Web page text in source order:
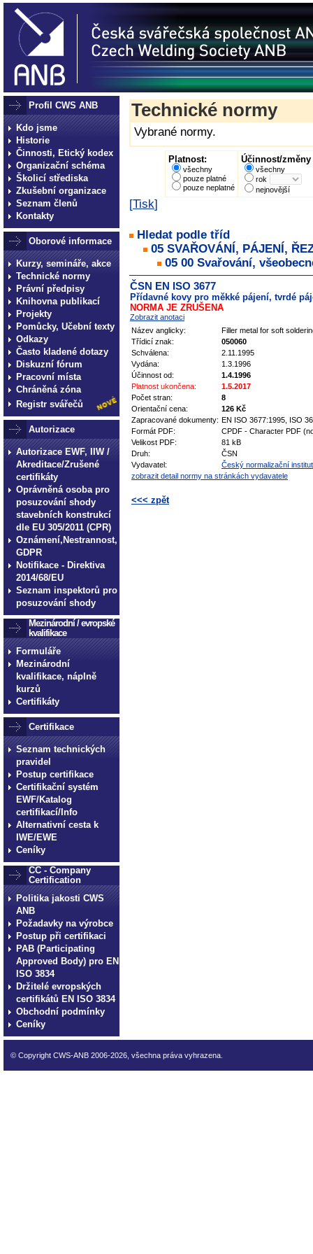
Profil CWS ANB
Kdo jsme
Historie
Činnosti, Etický kodex
Organizační schéma
Školicí střediska
Zkušební organizace
Seznam členů
Kontakty
Oborové informace
Kurzy, semináře, akce
Technické normy
Právní předpisy
Knihovna publikací
Projekty
Pomůcky, Učební texty
Odkazy
Často kladené dotazy
Diskuzní fórum
Pracovní místa
Chráněná zóna
Registr svářečů
Autorizace
Autorizace EWF, IIW /
Akreditace/Zrušené
certifikáty
Oprávněná osoba pro
posuzování shody
stavebních konstrukcí
dle EU 305/2011 (CPR)
Oznámení,Nestrannost,
GDPR
Notifikace - Direktiva
2014/68/EU
Seznam inspektorů pro
posuzování shody
Mezinárodní / evropské
kvalifikace
Formuláře
Mezinárodní
kvalifikace, náplně
kurzů
Certifikáty
Certifikace
Seznam technických
pravidel
Postup certifikace
Certifikační systém
EWF/Katalog
certifikací/Info
Alternativní cesta k
IWE/EWE
Ceníky
CC - Company
Certification
Politika jakosti CWS
ANB
Požadavky na výrobce
Postup při certifikaci
PAB (Participating
Approved Body) pro EN
ISO 3834
Držitelé evropských
certifikátů EN ISO 3834
Obchodní podmínky
Ceníky
Technické normy
Vybrané normy.
Platnost:
všechny
pouze platné
pouze neplatné
Účinnost/změny
všechny
rok
nejnovější
[Tisk]
Hledat podle tříd
05 SVAŘOVÁNÍ, PÁJENÍ,
05 00 Svařování,
ČSN EN ISO 3677
Přídavné kovy pro měkké pájení, tvrdé
NORMA JE ZRUŠENA
Zobrazit anotaci
Název anglicky:
Filler metal for soft
Třídicí znak:
050060
Schválena:
2.11.1995
Vydána:
1.3.1996
Účinnost od:
1.4.1996
Platnost ukončena:
1.5.2017
Počet stran:
8
Orientační cena:
126 Kč
Zapracované dokumenty: EN ISO 3677:1995, ISO
Formát PDF:
CPDF - Character PDF
Velikost PDF:
81 kB
Druh:
ČSN
Vydavatel:
Český normalizační institut
zobrazit detail normy na stránkách vydavatele
<<< zpět
© Copyright CWS-ANB 2006-2026, všechna práva vyhrazena.